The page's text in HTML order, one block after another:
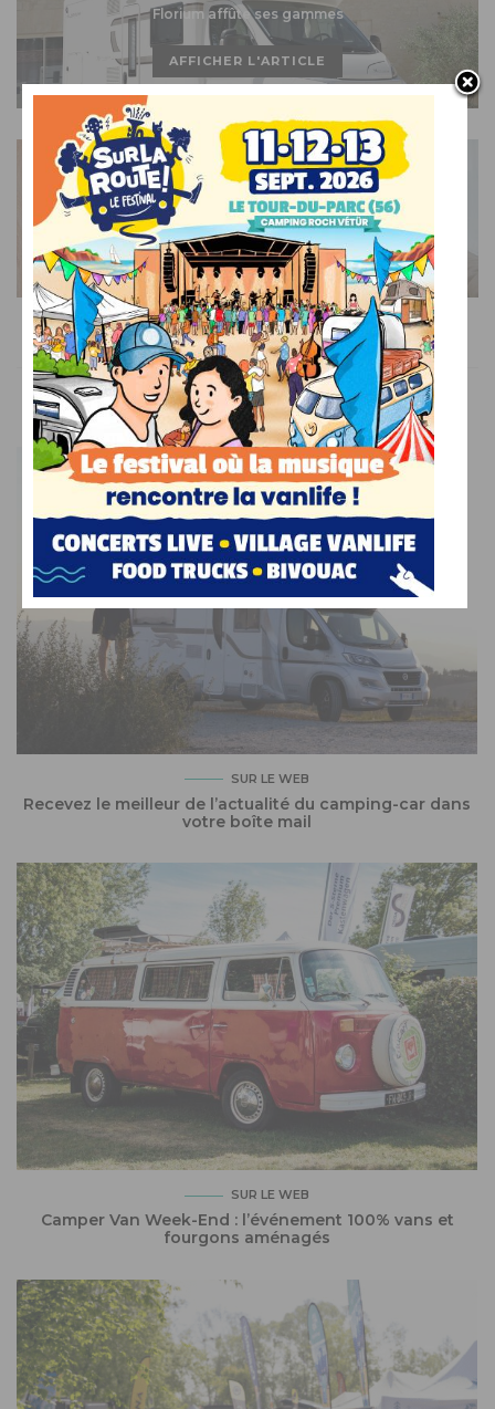
Florium affûte ses gammes
AFFICHER L'ARTICLE
CAMPING-CAR NEUF
En 2020, Eura Mobil mise sur ses salons
AFFICHER L'ARTICLE
AILLEURS SUR LE WEB
SUR LE WEB
Recevez le meilleur de l’actualité du camping-car dans
votre boîte mail
SUR LE WEB
Camper Van Week-End : l’événement 100% vans et
fourgons aménagés